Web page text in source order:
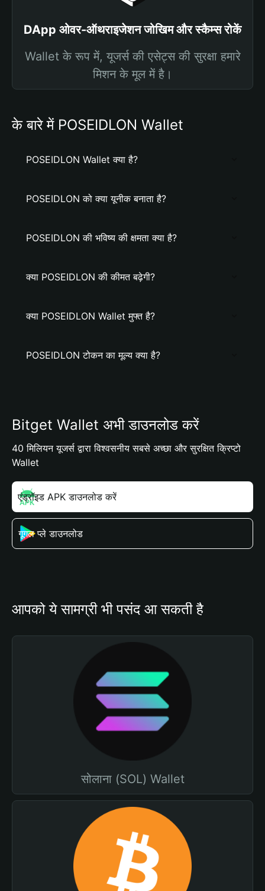
DApp ओवर-ऑथराइजेशन जोखिम और स्कैम्स रोकें
Wallet के रूप में, यूजर्स की एसेट्स की सुरक्षा हमारे
मिशन के मूल में है।
के बारे में POSEIDLON Wallet
POSEIDLON Wallet क्या है?
POSEIDLON को क्या यूनीक बनाता है?
POSEIDLON की भविष्य की क्षमता क्या है?
क्या POSEIDLON की कीमत बढ़ेगी?
क्या POSEIDLON Wallet मुफ्त है?
POSEIDLON टोकन का मूल्य क्या है?
Bitget Wallet अभी डाउनलोड करें
40 मिलियन यूजर्स द्वारा विश्वसनीय सबसे अच्छा और सुरक्षित क्रिप्टो
Wallet
एंड्रॉइड APK डाउनलोड करें
गूगल प्ले डाउनलोड
आपको ये सामग्री भी पसंद आ सकती है
सोलाना (SOL) Wallet